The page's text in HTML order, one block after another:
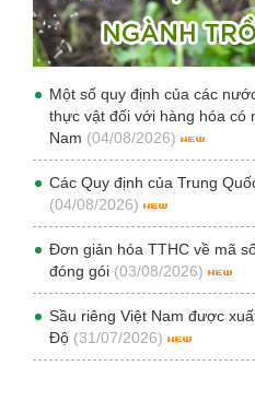
Một số quy định của các
thực vật đối với hàng hóa có
Nam (04/08/2026)
Các Quy định của Trung
(04/08/2026)
Đơn giản hóa TTHC về mã
đóng gói (03/08/2026)
Sầu riêng Việt Nam được
Độ (31/07/2026)